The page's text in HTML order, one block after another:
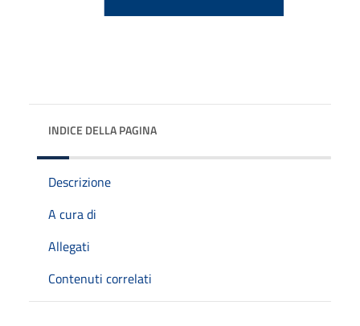
INDICE DELLA PAGINA
Descrizione
A cura di
Allegati
Contenuti correlati